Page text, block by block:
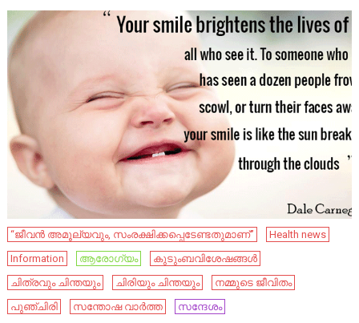
“ജീവന്‍ അമൂല്യവും, സംരക്ഷിക്കപ്പെടേണ്ടതുമാണ്”
Health news
Information
ആരോഗ്യം
കുടുംബവിശേഷങ്ങൾ
ചിത്രവും ചിന്തയും
ചിരിയും ചിന്തയും
നമ്മുടെ ജീവിതം
പുഞ്ചിരി
സന്തോഷ വാർത്ത സന്ദേശം